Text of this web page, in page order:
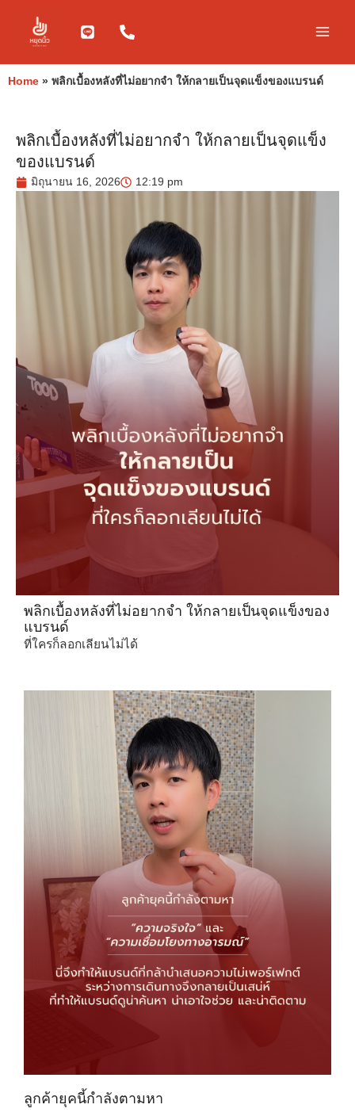
content
Home » พลิกเบื้องหลังที่ไม่อยากจำ ให้กลายเป็นจุดแข็งของแบรนด์
พลิกเบื้องหลังที่ไม่อยากจำ ให้กลายเป็นจุดแข็ง
ของแบรนด์
มิถุนายน 16, 2026 12:19 pm
พลิกเบื้องหลังที่ไม่อยากจำ ให้กลายเป็นจุดแข็งของ
แบรนด์
ที่ใครก็ลอกเลียนไม่ได้
ลูกค้ายุคนี้กำลังตามหา